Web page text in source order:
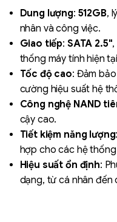
Dung lượng: 512GB,
nhân và công việc.
Giao tiếp: SATA 2.5"
thống máy tính hiện
Tốc độ cao: Đảm
cường hiệu suất hệ
Công nghệ NAND
cậy cao.
Tiết kiệm năng lượng
hợp cho các hệ
Hiệu suất ổn định:
dạng, từ cá nhân đến
Liên hệ
SK hynix - DRAM
- GDDR - GDDR6